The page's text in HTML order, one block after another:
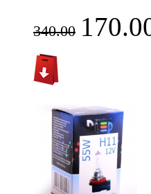
340.00